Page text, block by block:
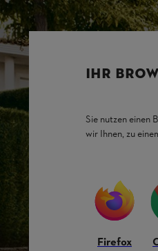
IHR
Sie nutzen einen
wir Ihnen, zu
Firefox